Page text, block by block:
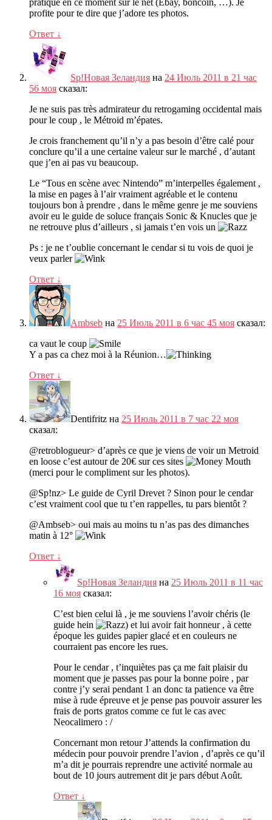
pratique en ce moment sur le net (Ebay, boncoin, …). Je
profite pour te dire que j’adore tes photos.
Ответ ↓
Sp!Новая Зеландия на 24 Июль 2011 в 21 час
56 моя сказал:
Je ne suis pas très admirateur du retrogaming occidental mais
pour le coup , le Métroid m’épates.
Je crois franchement qu’il n’y a pas besoin d’être calé pour
conclure qu’il a une certaine valeur sur le marché , d’autant
que j’en ai pas vu beaucoup.
Le “Tous en scène avec Nintendo” m’interpelles également ,
la mise en pages à l’air vraiment agréable et le contenu
toujours bon à prendre , dans le même genre je me souviens
avoir eu le guide de soluce français Sonic & Knucles que je
ne retrouve plus d’ailleurs , si jamais t’en vois un
Ps : je ne t’oublie concernant le cendar si tu vois de quoi je
veux parler
Ответ ↓
Ambseb на 25 Июль 2011 в 6 час 45 моя сказал:
ca vaut le coup
Y a pas ca chez moi à la Réunion…
Ответ ↓
Dentifritz на 25 Июль 2011 в 7 час 22 моя
сказал:
@retroblogueur> d’après ce que je viens de voir un Metroid
en loose c’est autour de 20€ sur ces sites
(merci pour le compliment sur les photos).
@Sp!nz> Le guide de Cyril Drevet ? Sinon pour le cendar
c’est vraiment cool que tu t’en rappelles, tu pars bientôt ?
@Ambseb> oui mais au moins tu n’as pas des dimanches
matin à 12°
Ответ ↓
Sp!Новая Зеландия на 25 Июль 2011 в 11 час
16 моя сказал:
C’est bien celui là , je me souviens l’avoir chéris (le
guide hein
) et lui avoir fait honneur, à cette
époque les guides papier glacé et en couleurs ne
courraient pas encore les rues.
Pour le cendar, t’inquiètes pas ça me fait plaisir du
moment que je passes pas pour la bonne poire , par
contre j’y serai pendant 1 an donc ta patience va être
mise à rude épreuve et je pense pas pouvoir assurer les
frais de ports gratos comme ce fut le cas avec
Neocalimero : /
Concernant mon retour J’attends la confirmation du
médecin pour pouvoir prendre l’avion , d’après ce qu’il
m’a dit je pourrais reprendre une activité normale au
bout de 10 jours autrement dit je pars début Août.
Ответ ↓